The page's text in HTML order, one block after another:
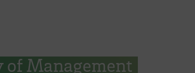
of Management